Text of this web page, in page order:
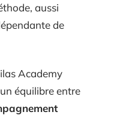
aussi
de
Academy
équilibre entre